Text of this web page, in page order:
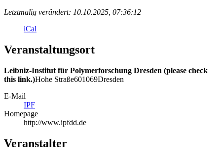
Letztmalig verändert: 10.10.2025, 07:36:12
iCal
Veranstaltungsort
Leibniz-Institut für Polymerforschung Dresden (please check
this link.)Hohe Straße601069Dresden
E-Mail
IPF
Homepage
http://www.ipfdd.de
Veranstalter